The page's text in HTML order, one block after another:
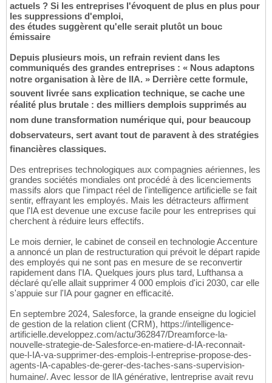
actuels ? Si les entreprises l'évoquent de plus en plus pour
les suppressions d'emploi,
des études suggèrent qu'elle serait plutôt un bouc
émissaire
Depuis plusieurs mois, un refrain revient dans les
communiqués des grandes entreprises : « Nous adaptons
notre organisation à lère de lIA. » Derrière cette formule,
souvent livrée sans explication technique, se cache une
réalité plus brutale : des milliers demplois supprimés au
nom dune transformation numérique qui, pour beaucoup
dobservateurs, sert avant tout de paravent à des stratégies
financières classiques.
Des entreprises technologiques aux compagnies aériennes, les
grandes sociétés mondiales ont procédé à des licenciements
massifs alors que l'impact réel de l'intelligence artificielle se fait
sentir, effrayant les employés. Mais les détracteurs affirment
que l'IA est devenue une excuse facile pour les entreprises qui
cherchent à réduire leurs effectifs.
Le mois dernier, le cabinet de conseil en technologie Accenture
a annoncé un plan de restructuration qui prévoit le départ rapide
des employés qui ne sont pas en mesure de se reconvertir
rapidement dans l'IA. Quelques jours plus tard, Lufthansa a
déclaré qu'elle allait supprimer 4 000 emplois d'ici 2030, car elle
s'appuie sur l'IA pour gagner en efficacité.
En septembre 2024, Salesforce, la grande enseigne du logiciel
de gestion de la relation client (CRM), https://intelligence-
artificielle.developpez.com/actu/362847/Dreamforce-la-
nouvelle-strategie-de-Salesforce-en-matiere-d-IA-reconnait-
que-l-IA-va-supprimer-des-emplois-l-entreprise-propose-des-
agents-IA-capables-de-gerer-des-taches-sans-supervision-
humaine/. Avec lessor de lIA générative, lentreprise avait revu